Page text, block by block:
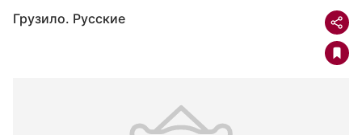
Грузило. Русские